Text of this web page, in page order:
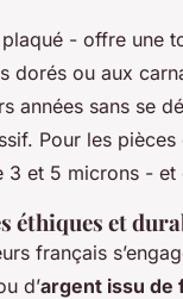
- offre une
dorés ou aux
années sans se
Pour les
3 et 5 microns -
éthiques et
français
d’argent issu de